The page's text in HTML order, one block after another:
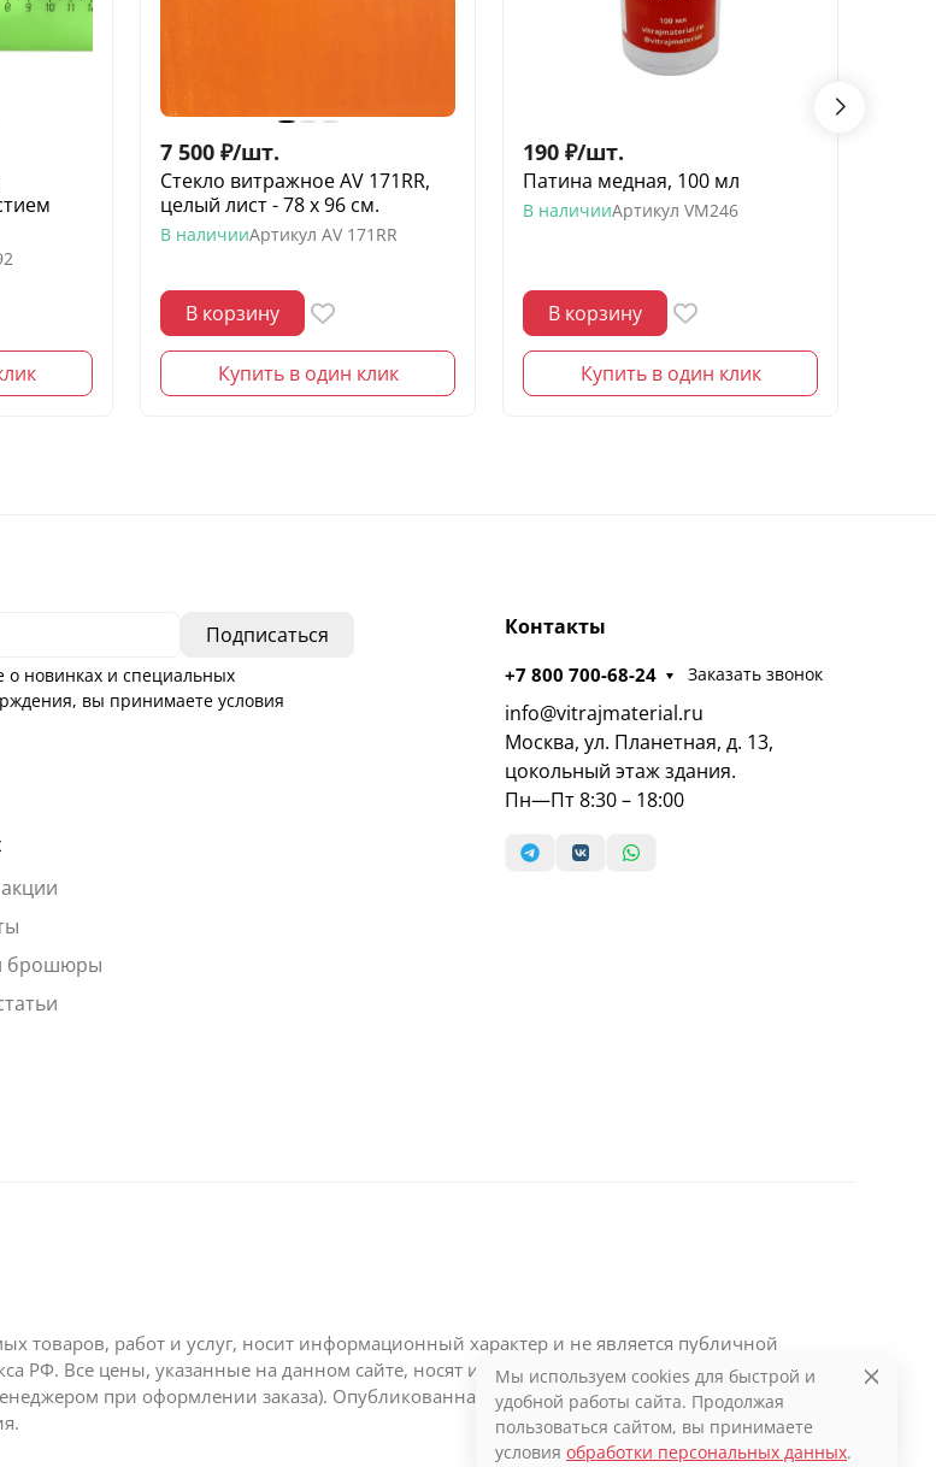
7 500 ₽/шт.
Стекло витражное AV 171RR,
целый лист - 78 х 96 cм.
В наличииАртикул AV 171RR
В корзину
Купить в один клик
190 ₽/шт.
Патина медная, 100 мл
В наличииАртикул VM246
В корзину
Купить в один клик
о новинках и специальных
вы принимаете условия
брошюры
Контакты
+7 800 700-68-24 Заказать звонок
info@vitrajmaterial.ru
Москва, ул. Планетная, д. 13,
цокольный этаж здания.
Пн—Пт 8:30 – 18:00
товаров, работ и услуг, носит информационный характер и не является публичной
РФ. Все цены, указанные на данном сайте, носят информационный характер и являются
при оформлении заказа). Опубликованная на данном сайте информация может
Мы используем cookies для быстрой и
удобной работы сайта. Продолжая
пользоваться сайтом, вы принимаете
условия обработки персональных данных.